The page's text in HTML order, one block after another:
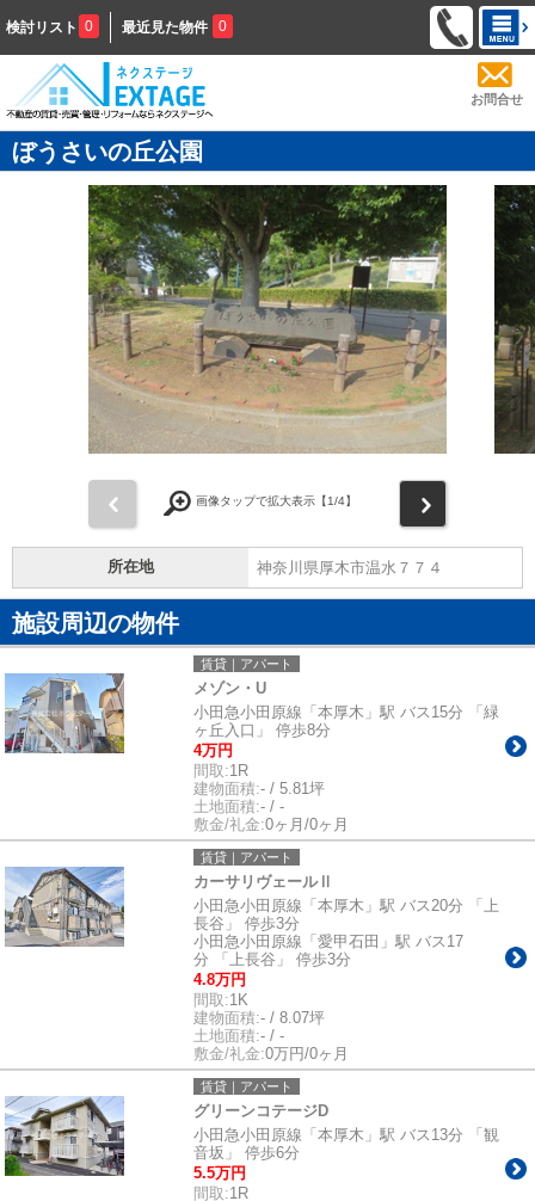
検討リスト 0 最近見た物件 0
お問合せ
ぼうさいの丘公園
画像タップで拡大表示【1/4】
所在地 神奈川県厚木市温水７７４
施設周辺の物件
賃貸｜アパート
メゾン・U
小田急小田原線「本厚木」駅 バス15分 「緑
ヶ丘入口」 停歩8分
4万円
間取:1R
建物面積:- / 5.81坪
土地面積:- / -
敷金/礼金:0ヶ月/0ヶ月
賃貸｜アパート
カーサリヴェールⅡ
小田急小田原線「本厚木」駅 バス20分 「上
長谷」 停歩3分
小田急小田原線「愛甲石田」駅 バス17
分 「上長谷」 停歩3分
4.8万円
間取:1K
建物面積:- / 8.07坪
土地面積:- / -
敷金/礼金:0万円/0ヶ月
賃貸｜アパート
グリーンコテージD
小田急小田原線「本厚木」駅 バス13分 「観
音坂」 停歩6分
5.5万円
間取:1R